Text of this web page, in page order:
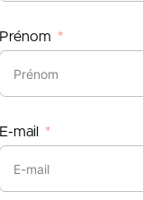
Prénom
E-mail